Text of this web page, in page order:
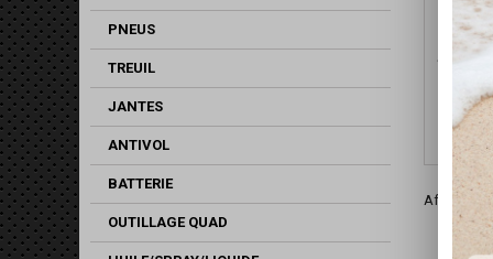
PNEUS
TREUIL
JANTES
ANTIVOL
BATTERIE
OUTILLAGE QUAD
/
Affichage